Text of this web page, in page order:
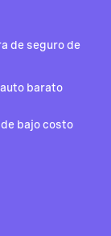
de seguro de
barato
bajo costo